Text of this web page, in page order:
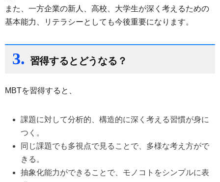
また、一方企業の新人、高校、大学生が深く考えるための
基本能力、リテラシーとしても今後重要になります。
3. 習得するとどうなる？
MBTを習得すると、
課題に対して分析的、構造的に深く考える習慣が身に
つく。
同じ課題でも多視点で見ることで、多様な考え方がで
きる。
抽象化能力ができることで、モノコトをシンプルに表